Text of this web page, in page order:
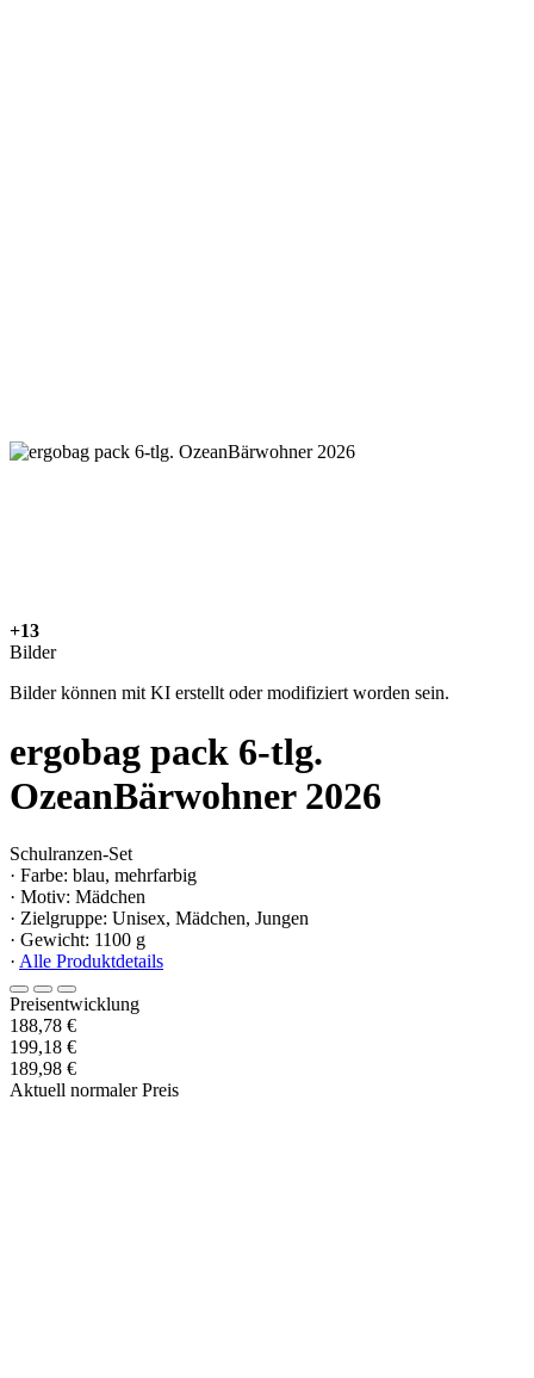
+13
Bilder
Bilder können mit KI erstellt oder modifiziert worden sein.
ergobag pack 6-tlg.
OzeanBärwohner 2026
Schulranzen-Set
· Farbe: blau, mehrfarbig
· Motiv: Mädchen
· Zielgruppe: Unisex, Mädchen, Jungen
· Gewicht: 1100 g
· Alle Produktdetails
Preisentwicklung
188,78 €
199,18 €
189,98 €
Aktuell normaler Preis